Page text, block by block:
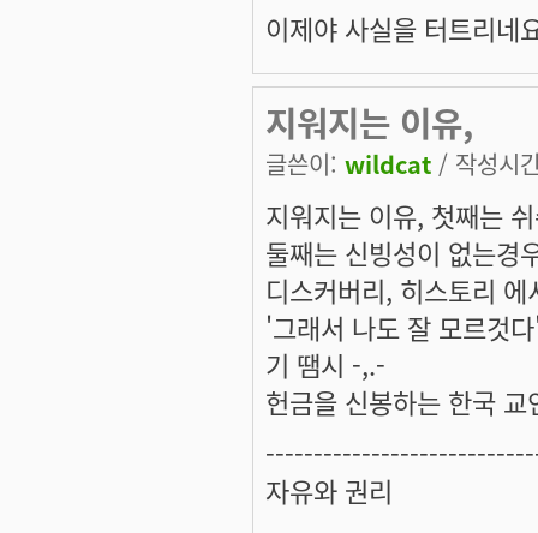
이제야 사실을 터트리네
지워지는 이유,
글쓴이: wildcat / 작성시
지워지는 이유, 첫째는
둘째는 신빙성이 없는경
디스커버리, 히스토리
'그래서 나도 잘 모르것
기 땜시 -,.-
헌금을 신봉하는 한국
자유와 권리